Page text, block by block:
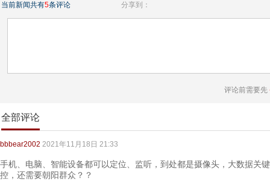
当前新闻共有5条评论 分享到：
评论前需要先
全部评论
bbbear2002 2021年11月18日 21:33
手机、电脑、智能设备都可以定位、监听，到处都是摄像头，大数据关
控，还需要朝阳群众？？